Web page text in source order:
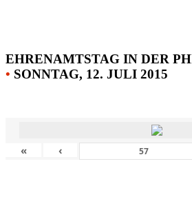
EHRENAMTSTAG IN DER
• SONNTAG, 12. JULI 2015
« ‹